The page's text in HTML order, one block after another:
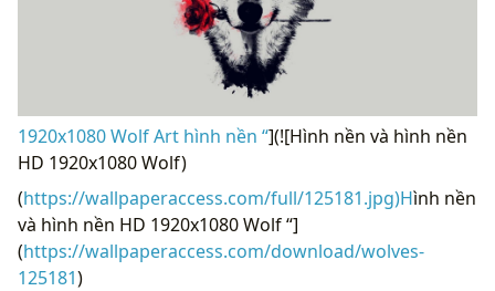
1920x1080 Wolf Art hình nền “](![Hình nền và hình nền
HD 1920x1080 Wolf)
(https://wallpaperaccess.com/full/125181.jpg)Hình nền
và hình nền HD 1920x1080 Wolf “]
(https://wallpaperaccess.com/download/wolves-
125181)